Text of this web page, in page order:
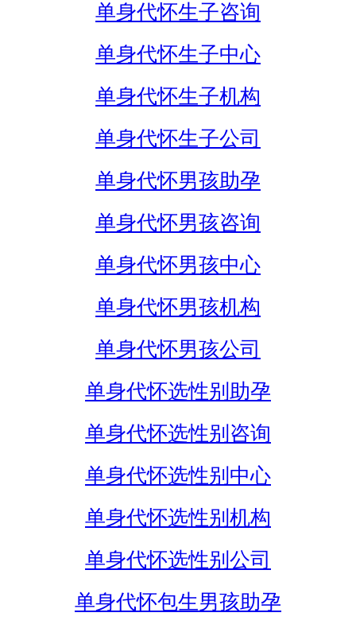
单身代怀生子咨询
单身代怀生子中心
单身代怀生子机构
单身代怀生子公司
单身代怀男孩助孕
单身代怀男孩咨询
单身代怀男孩中心
单身代怀男孩机构
单身代怀男孩公司
单身代怀选性别助孕
单身代怀选性别咨询
单身代怀选性别中心
单身代怀选性别机构
单身代怀选性别公司
单身代怀包生男孩助孕